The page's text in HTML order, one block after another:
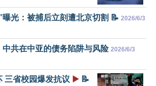
曝光：被捕后立刻遭北京切割 📝 2026/6/3
共在中亚的债务陷阱与风险 2026/6/3
三省校园爆发抗议 ▶️ 📝